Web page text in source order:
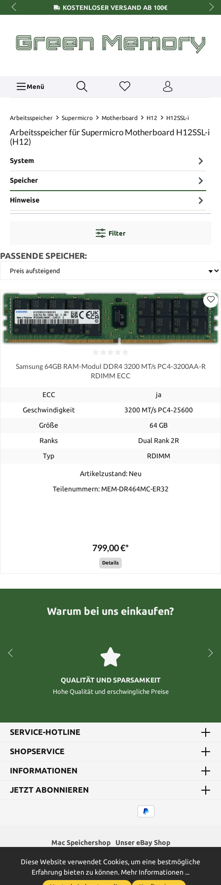
KOSTENLOSER VERSAND AB 100€
Menü
Arbeitsspeicher Supermicro Motherboard H12 H12SSL-i
Arbeitsspeicher für Supermicro Motherboard H12SSL-i
(H12)
System
Speicher
Hinweise
Filter
PASSENDE SPEICHER:
Samsung 64GB RAM-Modul DDR4 3200 MT/s PC4-3200AA-R
RDIMM ECC
ECC
ja
Geschwindigkeit
3200 MT/s PC4‑25600
Größe
64 GB
Ranks
Dual Rank 2R
Typ
RDIMM
Artikelzustand: Neu
Teilenummern: MEM-DR464MC-ER32
799,00 €*
Details
Warum bei uns einkaufen?
QUALITÄT UND SPARSAMKEIT
Hohe Qualität und erschwingliche Preise
SERVICE-HOTLINE
SHOPSERVICE
INFORMATIONEN
JETZT ABONNIEREN
Mac Speichershop Unser eBay Shop
* Alle Preise inkl. gesetzl. Mehrwertsteuer zzgl. Versandkosten
ggf. Nachnahmegebühren, wenn nicht anders angegeben.
Diese Website verwendet Cookies, um eine bestmögliche
Erfahrung bieten zu können. Mehr Informationen ...